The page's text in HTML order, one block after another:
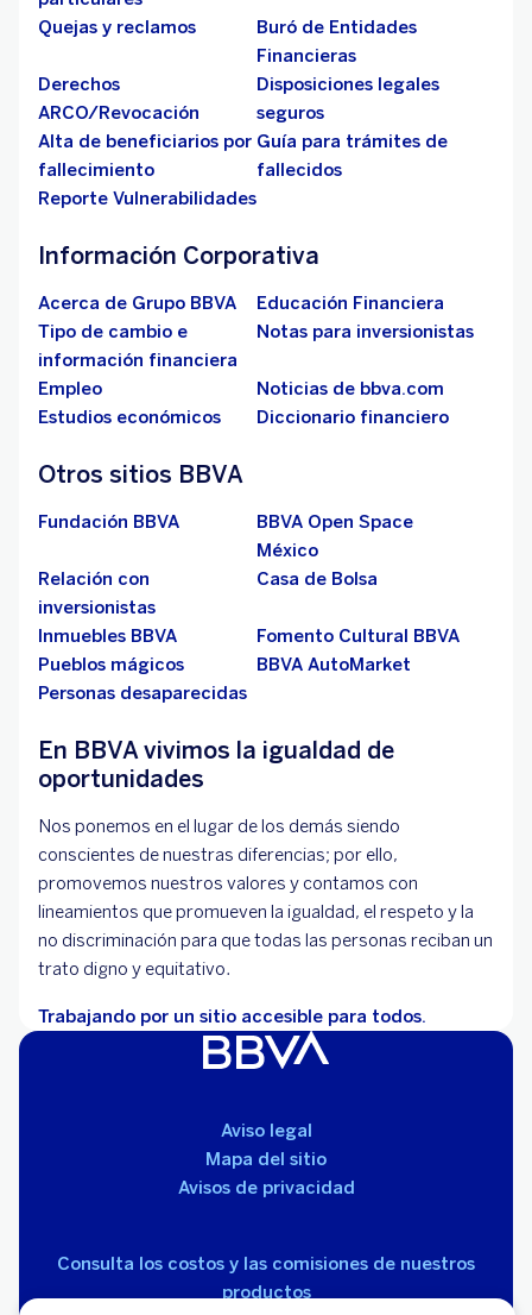
Quejas y reclamos
Buró de Entidades
Financieras
Derechos
ARCO/Revocación
Disposiciones legales
seguros
Alta de beneficiarios por
fallecimiento
Guía para trámites de
fallecidos
Reporte Vulnerabilidades
Información Corporativa
Acerca de Grupo BBVA
Educación Financiera
Tipo de cambio e
información financiera
Notas para inversionistas
Empleo
Noticias de bbva.com
Estudios económicos
Diccionario financiero
Otros sitios BBVA
Fundación BBVA
BBVA Open Space
México
Relación con
inversionistas
Casa de Bolsa
Inmuebles BBVA
Fomento Cultural BBVA
Pueblos mágicos
BBVA AutoMarket
Personas desaparecidas
En BBVA vivimos la igualdad de
oportunidades
Nos ponemos en el lugar de los demás siendo
conscientes de nuestras diferencias; por ello,
promovemos nuestros valores y contamos con
lineamientos que promueven la igualdad, el respeto y la
no discriminación para que todas las personas reciban un
trato digno y equitativo.
Trabajando por un sitio accesible para todos.
Aviso legal
Mapa del sitio
Avisos de privacidad
Consulta los costos y las comisiones de nuestros
productos